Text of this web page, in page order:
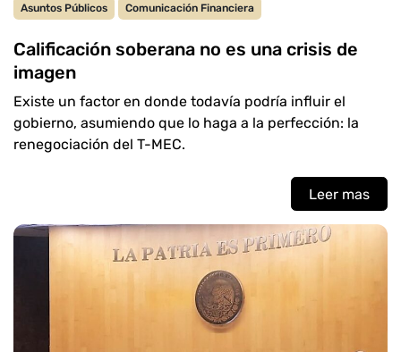
Asuntos Públicos Comunicación Financiera
Calificación soberana no es una crisis de
imagen
Existe un factor en donde todavía podría influir el
gobierno, asumiendo que lo haga a la perfección: la
renegociación del T-MEC.
Leer mas